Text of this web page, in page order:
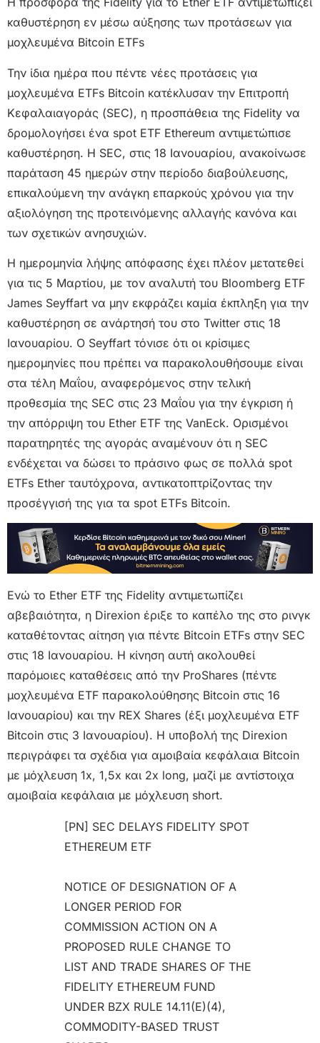
καθυστέρηση εν μέσω αύξησης των προτάσεων για
μοχλευμένα Bitcoin ETFs
Την ίδια ημέρα που πέντε νέες προτάσεις για
μοχλευμένα ETFs Bitcoin κατέκλυσαν την Επιτροπή
Κεφαλαιαγοράς (SEC), η προσπάθεια της Fidelity να
δρομολογήσει ένα spot ETF Ethereum αντιμετώπισε
καθυστέρηση. Η SEC, στις 18 Ιανουαρίου, ανακοίνωσε
παράταση 45 ημερών στην περίοδο διαβούλευσης,
επικαλούμενη την ανάγκη επαρκούς χρόνου για την
αξιολόγηση της προτεινόμενης αλλαγής κανόνα και
των σχετικών ανησυχιών.
Η ημερομηνία λήψης απόφασης έχει πλέον μετατεθεί
για τις 5 Μαρτίου, με τον αναλυτή του Bloomberg ETF
James Seyffart να μην εκφράζει καμία έκπληξη για την
καθυστέρηση σε ανάρτησή του στο Twitter στις 18
Ιανουαρίου. Ο Seyffart τόνισε ότι οι κρίσιμες
ημερομηνίες που πρέπει να παρακολουθήσουμε είναι
στα τέλη Μαΐου, αναφερόμενος στην τελική
προθεσμία της SEC στις 23 Μαΐου για την έγκριση ή
την απόρριψη του Ether ETF της VanEck. Ορισμένοι
παρατηρητές της αγοράς αναμένουν ότι η SEC
ενδέχεται να δώσει το πράσινο φως σε πολλά spot
ETFs Ether ταυτόχρονα, αντικατοπτρίζοντας την
προσέγγισή της για τα spot ETFs Bitcoin.
Ενώ το Ether ETF της Fidelity αντιμετωπίζει
αβεβαιότητα, η Direxion έριξε το καπέλο της στο ρινγκ
καταθέτοντας αίτηση για πέντε Bitcoin ETFs στην SEC
στις 18 Ιανουαρίου. Η κίνηση αυτή ακολουθεί
παρόμοιες καταθέσεις από την ProShares (πέντε
μοχλευμένα ETF παρακολούθησης Bitcoin στις 16
Ιανουαρίου) και την REX Shares (έξι μοχλευμένα ETF
Bitcoin στις 3 Ιανουαρίου). Η υποβολή της Direxion
περιγράφει τα σχέδια για αμοιβαία κεφάλαια Bitcoin
με μόχλευση 1x, 1,5x και 2x long, μαζί με αντίστοιχα
αμοιβαία κεφάλαια με μόχλευση short.
[PN] SEC DELAYS FIDELITY SPOT
ETHEREUM ETF
NOTICE OF DESIGNATION OF A
LONGER PERIOD FOR
COMMISSION ACTION ON A
PROPOSED RULE CHANGE TO
LIST AND TRADE SHARES OF THE
FIDELITY ETHEREUM FUND
UNDER BZX RULE 14.11(E)(4),
COMMODITY-BASED TRUST